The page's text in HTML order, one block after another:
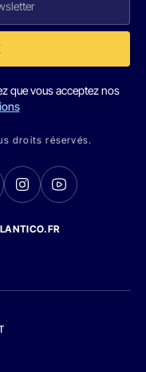
que vous acceptez nos
droits réservés.